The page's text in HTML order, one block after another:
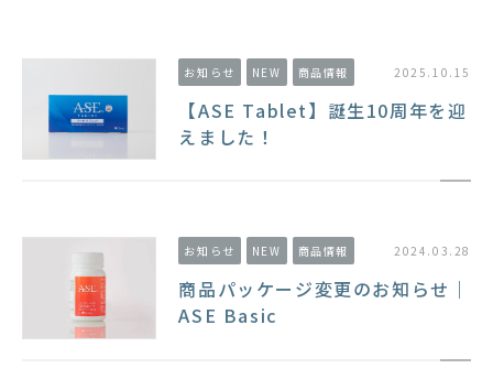
お知らせ NEW 商品情報 2025.10.15
【ASE Tablet】誕生10周年を迎
えました！
お知らせ NEW 商品情報 2024.03.28
商品パッケージ変更のお知らせ｜
ASE Basic